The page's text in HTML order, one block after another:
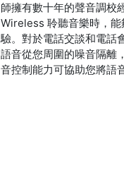
師擁有數十年的聲音調校
Wireless 聆聽音樂時，
驗。對於電話交談和電話
語音從您周圍的噪音隔離
音控制能力可協助您將語